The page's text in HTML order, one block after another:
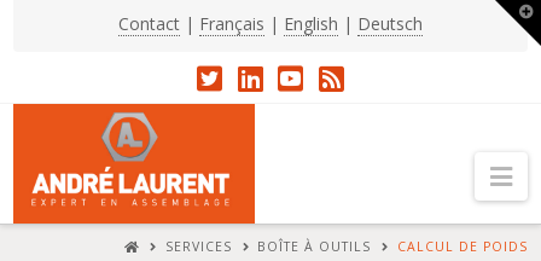
Contact | Français | English | Deutsch
HOMESERVICES BOÎTE À OUTILS CALCUL DE POIDS